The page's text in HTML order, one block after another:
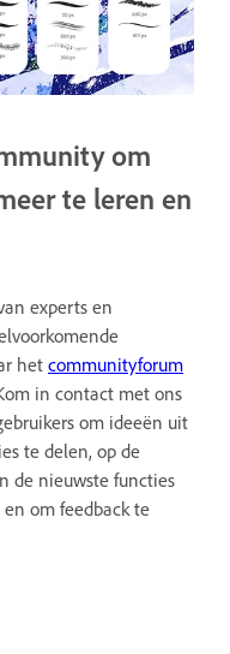
om
te leren en
experts en
het communityforum
in contact met ons
om ideeën uit
te delen, op de
de nieuwste functies
om feedback te